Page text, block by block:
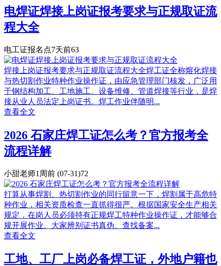
电焊证焊接上岗证报考要求与正规取证流
程大全
电工证报名点7天前63
焊接上岗证报考要求与正规取证流程大全焊工证全称熔化焊接
与热切割作业特种作业操作证，由应急管理部门核发，广泛用
于钢结构加工、工地施工、设备维修、管道焊接等行业，是焊
接从业人员法定上岗证书。焊工作业伴随明...
查看全文
2026 石家庄焊工证怎么考？官方报考全
流程详解
小甜老师1周前 (07-31)72
打算从事焊割、热切割作业的同行留意一下，焊割属于高危特
种作业，相关资质检查一直抓得很严。根据国家安全生产相关
规定，在岗人员必须持有正规焊工特种作业操作证，才能够合
规开展作业。大家辨别证书真伪、查找备案...
查看全文
工地、工厂上岗必备焊工证，外地户籍也